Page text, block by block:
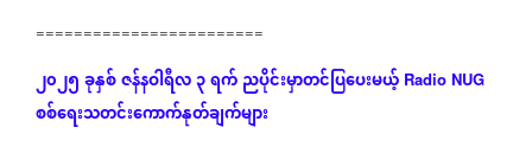
========================
၂၀၂၅ခုနှစ်ဇန်နဝါရီလ၃ရက်ညပိုင်းမှာတင်ပြပေးမယ့် Radio NUG
စစ်ရေးသတင်းကောက်နုတ်ချက်များ